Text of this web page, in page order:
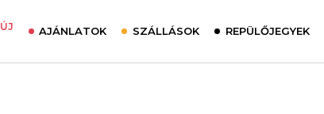
ÚJ AJÁNLATOK SZÁLLÁSOK REPÜLŐJEGYEK